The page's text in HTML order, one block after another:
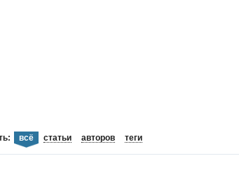
всё статьи авторов теги